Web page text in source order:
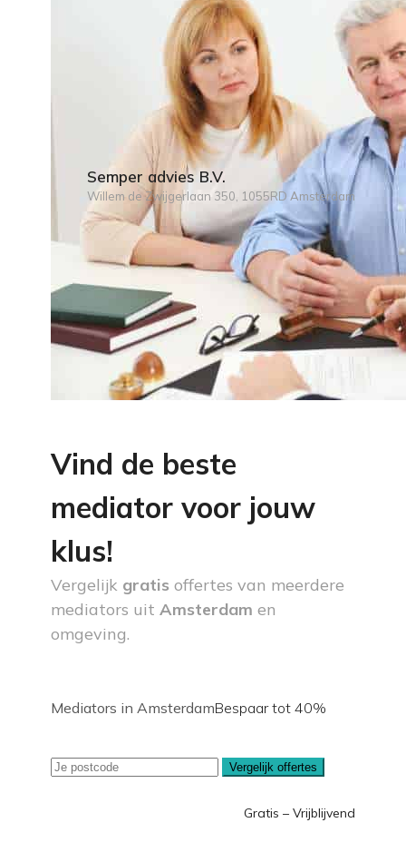
Semper advies B.V.
Willem de Zwijgerlaan 350, 1055RD Amsterdam
Vind de beste
mediator voor jouw
klus!
Vergelijk gratis offertes van meerdere
mediators uit Amsterdam en
omgeving.
Mediators in AmsterdamBespaar tot 40%
Vergelijk offertes
Gratis – Vrijblijvend